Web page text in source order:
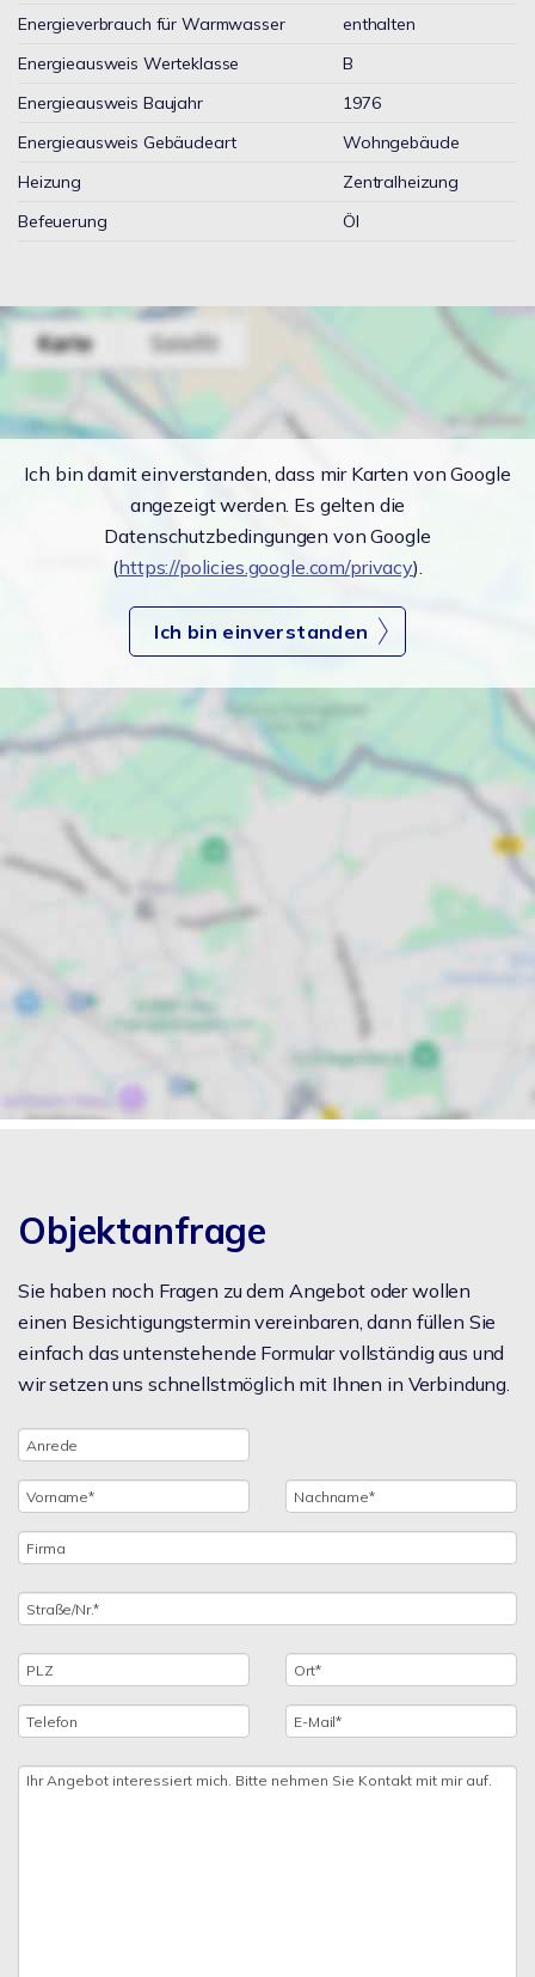
Energieverbrauch für Warmwasser
enthalten
Energieausweis Werteklasse
B
Energieausweis Baujahr
1976
Energieausweis Gebäudeart
Wohngebäude
Heizung
Zentralheizung
Befeuerung
Öl
Ich bin damit einverstanden, dass mir Karten von Google
angezeigt werden. Es gelten die
Datenschutzbedingungen von Google
(https://policies.google.com/privacy).
Ich bin einverstanden
Objektanfrage
Sie haben noch Fragen zu dem Angebot oder wollen
einen Besichtigungstermin vereinbaren, dann füllen Sie
einfach das untenstehende Formular vollständig aus und
wir setzen uns schnellstmöglich mit Ihnen in Verbindung.